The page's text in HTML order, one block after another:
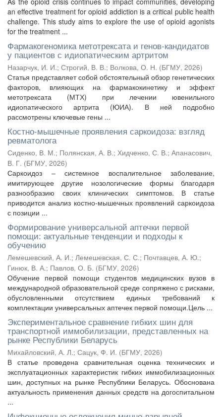
an effective treatment for opioid addiction is a critical public health
challenge. This study aims to explore the use of opioid agonists
for the treatment ...
Фармакогеномика метотрексата и генов-кандидатов
у пациентов с идиопатическим артритом
Назарчук, И. И.; Строгий, В. В.; Волкова, О. Н. (БГМУ, 2026)
Статья представляет собой обстоятельный обзор генетических
факторов, влияющих на фармакокинетику и эффект
метотрексата (МТХ) при лечении ювенильного
идиопатического артрита (ЮИА). В ней подробно
рассмотрены ключевые гены ...
Костно-мышечные проявления саркоидоза: взгляд
ревматолога
Сиденко, В. М.; Полянская, А. В.; Хидченко, С. В.; Апанасович,
В. Г. (БГМУ, 2026)
Саркоидоз – системное воспалительное заболевание,
имитирующее другие нозологические формы благодаря
разнообразию своих клинических симптомов. В статье
приводится анализ костно-мышечных проявлений саркоидоза
с позиции ...
Формирование универсальной аптечки первой
помощи: актуальные тенденции и подходы к
обучению
Лемешевский, А. И.; Лемешевская, С. С.; Почтавцев, А. Ю.;
Гинюк, В. А.; Павлов, О. Б. (БГМУ, 2026)
Обучение первой помощи студентов медицинских вузов в
международной образовательной среде сопряжено с рисками,
обусловленными отсутствием единых требований к
комплектации универсальных аптечек первой помощи.Цель ...
Экспериментальное сравнение гибких шин для
транспортной иммобилизации, представленных на
рынке Республики Беларусь
Михайловский, А. Л.; Сацук, Ф. И. (БГМУ, 2026)
В статье проведена сравнительная оценка технических и
эксплуатационных характеристик гибких иммобилизационных
шин, доступных на рынке Республики Беларусь. Обоснована
актуальность применения данных средств на догоспитальном
...